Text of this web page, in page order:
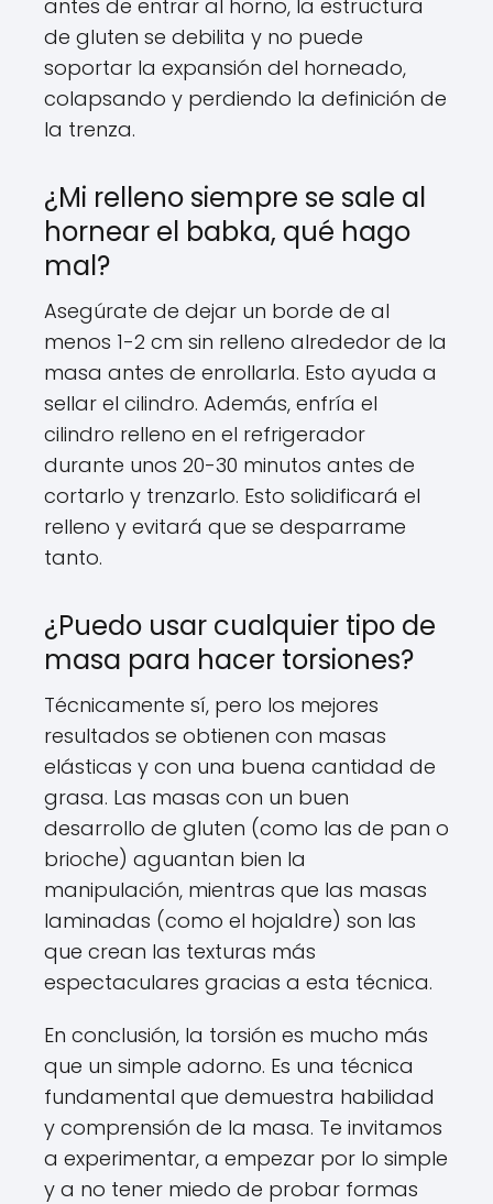
antes de entrar al horno, la estructura
de gluten se debilita y no puede
soportar la expansión del horneado,
colapsando y perdiendo la definición de
la trenza.
¿Mi relleno siempre se sale al
hornear el babka, qué hago
mal?
Asegúrate de dejar un borde de al
menos 1-2 cm sin relleno alrededor de la
masa antes de enrollarla. Esto ayuda a
sellar el cilindro. Además, enfría el
cilindro relleno en el refrigerador
durante unos 20-30 minutos antes de
cortarlo y trenzarlo. Esto solidificará el
relleno y evitará que se desparrame
tanto.
¿Puedo usar cualquier tipo de
masa para hacer torsiones?
Técnicamente sí, pero los mejores
resultados se obtienen con masas
elásticas y con una buena cantidad de
grasa. Las masas con un buen
desarrollo de gluten (como las de pan o
brioche) aguantan bien la
manipulación, mientras que las masas
laminadas (como el hojaldre) son las
que crean las texturas más
espectaculares gracias a esta técnica.
En conclusión, la torsión es mucho más
que un simple adorno. Es una técnica
fundamental que demuestra habilidad
y comprensión de la masa. Te invitamos
a experimentar, a empezar por lo simple
y a no tener miedo de probar formas